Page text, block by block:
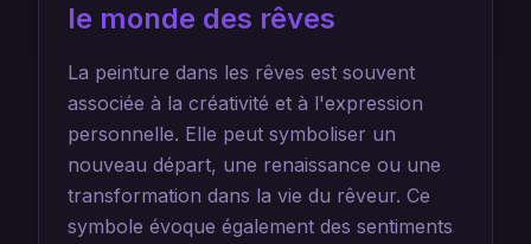
le monde des rêves
La peinture dans les rêves est souvent
associée à la créativité et à l'expression
personnelle. Elle peut symboliser un
nouveau départ, une renaissance ou une
transformation dans la vie du rêveur. Ce
symbole évoque également des sentiments